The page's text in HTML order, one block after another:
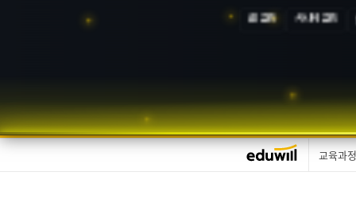
AI 교육 시니어 교육
교육과정